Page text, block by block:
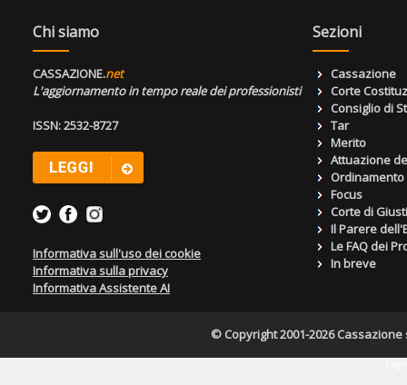
Chi siamo
CASSAZIONE.net
L'aggiornamento in tempo reale dei professionisti
ISSN: 2532-8727
Informativa sull'uso dei cookie
Informativa sulla privacy
Informativa Assistente AI
Sezioni
Cassazione
Corte
Consiglio di
Tar
Merito
Attuazione
Focus
Corte di
Il Parere
Le FAQ dei
In breve
© Copyright 2001-2026 Cassazione